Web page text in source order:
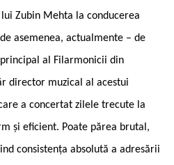
Zubin Mehta la conducerea
asemenea, actualmente – de
al Filarmonicii din
director muzical al acestui
a concertat zilele trecute la
și eficient. Poate părea brutal,
consistența absolută a adresării